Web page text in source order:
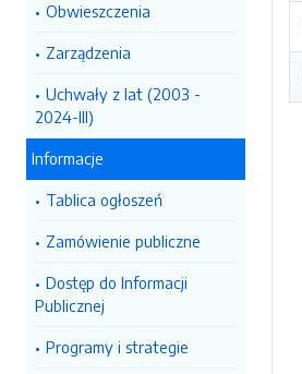
Obwieszczenia
Zarządzenia
Uchwały z lat (2003 -
2024-III)
Informacje
Tablica ogłoszeń
Zamówienie publiczne
Dostęp do Informacji
Publicznej
Programy i strategie